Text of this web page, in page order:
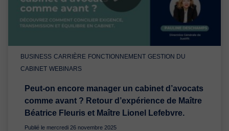
BUSINESS CARRIÈRE FONCTIONNEMENT GESTION DU
CABINET WEBINARS
Peut-on encore manager un cabinet d’avocats
comme avant ? Retour d’expérience de Maître
Béatrice Fleuris et Maître Lionel Lefebvre.
Publié le mercredi 26 novembre 2025